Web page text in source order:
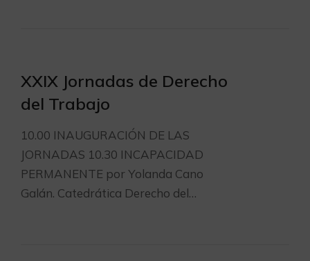
XXIX Jornadas de Derecho
del Trabajo
10.00 INAUGURACIÓN DE LAS
JORNADAS 10.30 INCAPACIDAD
PERMANENTE por Yolanda Cano
Galán. Catedrática Derecho del…